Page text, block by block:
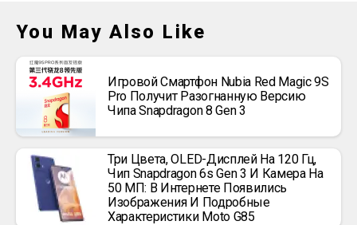
You May Also Like
Игровой Смартфон Nubia Red Magic 9S
Pro Получит Разогнанную Версию
Чипа Snapdragon 8 Gen 3
Три Цвета, OLED-Дисплей На 120 Гц,
Чип Snapdragon 6s Gen 3 И Камера На
50 МП: В Интернете Появились
Изображения И Подробные
Характеристики Moto G85